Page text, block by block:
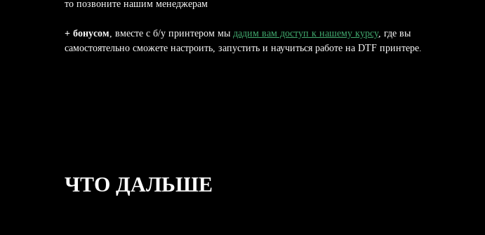
то позвоните нашим менеджерам
+ бонусом , вместе с б/у принтером мы дадим вам доступ к нашему курсу, где вы
самостоятельно сможете настроить, запустить и научиться работе на DTF принтере.
ЧТО ДАЛЬШЕ